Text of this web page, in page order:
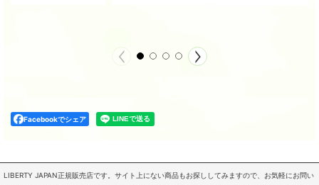
Facebookでシェア
LIBERTY JAPAN正規販売店です。サイト上にない商品もお探ししてみますので、お気軽にお問い